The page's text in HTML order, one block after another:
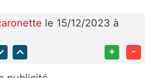
le 15/12/2023 à
+ -